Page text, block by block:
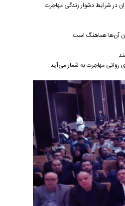
در شرایط دشوار زندگی مهاجرت
آن‌ها هماهنگ است.
روانی مهاجرت به شمار می‌آید.